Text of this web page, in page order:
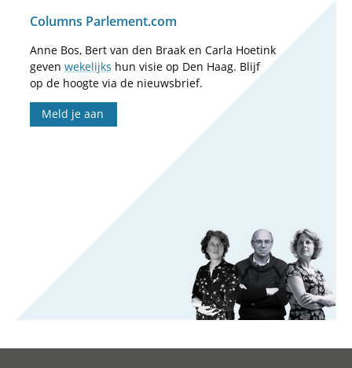
Columns Parlement.com
Anne Bos, Bert van den Braak en Carla Hoetink
geven wekelijks hun visie op Den Haag. Blijf
op de hoogte via de nieuwsbrief.
Meld je aan